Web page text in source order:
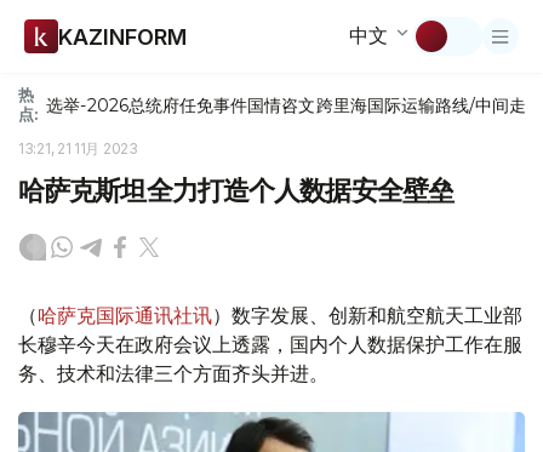
KAZINFORM 中文
热
点: 选举-2026总统府任免事件国情咨文跨里海国际运输路线/中间走廊
13:21, 21 11月 2023
哈萨克斯坦全力打造个人数据安全壁垒
（哈萨克国际通讯社讯）数字发展、创新和航空航天工业部
长穆辛今天在政府会议上透露，国内个人数据保护工作在服
务、技术和法律三个方面齐头并进。